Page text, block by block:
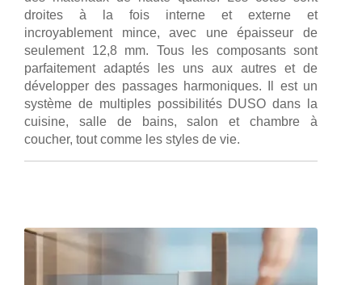
droites à la fois interne et externe et
incroyablement mince, avec une épaisseur de
seulement 12,8 mm. Tous les composants sont
parfaitement adaptés les uns aux autres et de
développer des passages harmoniques. Il est un
système de multiples possibilités DUSO dans la
cuisine, salle de bains, salon et chambre à
coucher, tout comme les styles de vie.